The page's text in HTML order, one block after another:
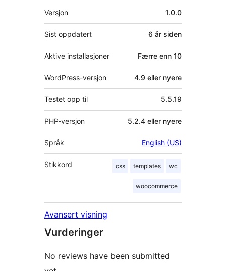
Meta
Versjon 1.0.0
Sist oppdatert 6 år siden
Aktive installasjoner Færre enn 10
WordPress-versjon 4.9 eller nyere
Testet opp til 5.5.19
PHP-versjon 5.2.4 eller nyere
Språk English (US)
Stikkord css templates wc
woocommerce
Avansert visning
Vurderinger
No reviews have been submitted